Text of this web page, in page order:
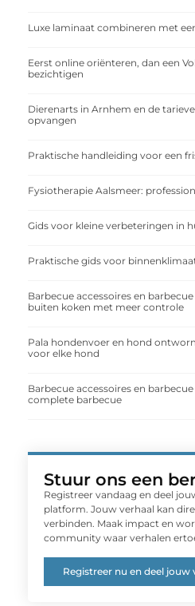
Luxe laminaat combineren met
Eerst online oriënteren, dan een
bezichtigen
Dierenarts in Arnhem en de
opvangen
Praktische handleiding voor een
Fysiotherapie Aalsmeer:
Gids voor kleine verbeteringen in
Praktische gids voor
Barbecue accessoires en
buiten koken met meer controle
Pala hondenvoer en hond
voor elke hond
Barbecue accessoires en
complete barbecue
Stuur ons een
Registreer vandaag en deel
platform. Jouw verhaal kan
verbinden. Maak impact en
community waar verhalen
Registreer nu en deel jouw